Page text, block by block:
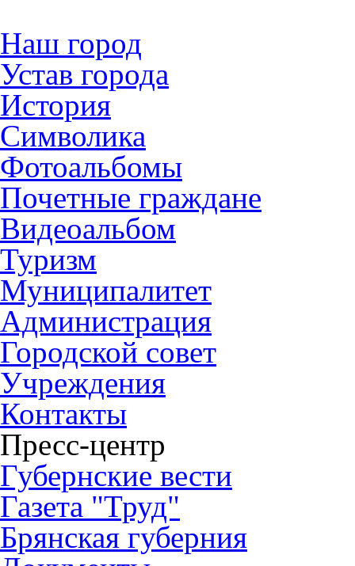
Наш город
Устав города
История
Символика
Фотоальбомы
Почетные граждане
Видеоальбом
Туризм
Муниципалитет
Администрация
Городской совет
Учреждения
Контакты
Пресс-центр
Губернские вести
Газета "Труд"
Брянская губерния